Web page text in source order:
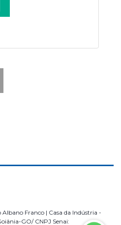
Franco | Casa da Indústria -
GO/ CNPJ Senai: